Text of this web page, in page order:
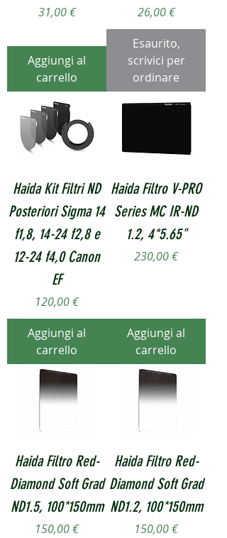
Prezzo
31,00 €
Aggiungi al
carrello
Prezzo
26,00 €
Esaurito,
scrivici per
ordinare
Haida Kit Filtri ND
Posteriori Sigma 14
f1,8, 14-24 f2,8 e
12-24 f4,0 Canon
EF
Prezzo
120,00 €
Aggiungi al
carrello
Haida Filtro V-PRO
Series MC IR-ND
1.2, 4*5.65"
Prezzo
230,00 €
Aggiungi al
carrello
Haida Filtro Red-
Diamond Soft Grad
ND1.5, 100*150mm
Prezzo
150,00 €
Haida Filtro Red-
Diamond Soft Grad
ND1.2, 100*150mm
Prezzo
150,00 €